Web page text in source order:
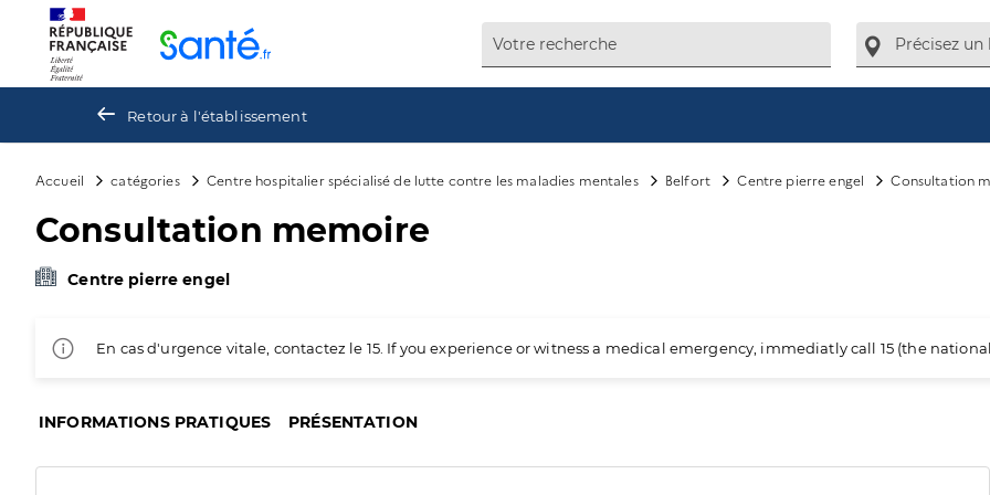
Retour à l'établissement
Accueil catégories Centre hospitalier spécialisé de lutte contre les maladies mentales Belfort Centre pierre engel Consultation
Consultation memoire
Centre pierre engel
En cas d'urgence vitale, contactez le 15. If you experience or witness a medical emergency, immediatly call 15 (the
INFORMATIONS PRATIQUES PRÉSENTATION
Panneau de gestion des cookies